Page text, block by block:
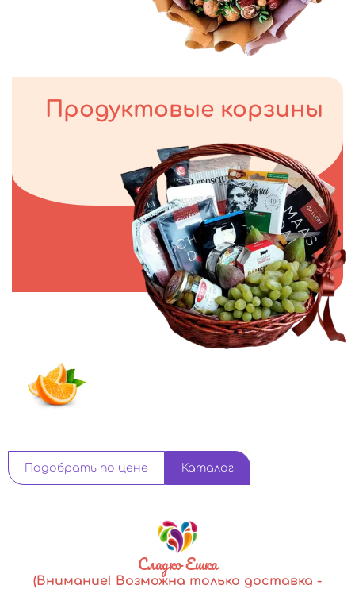
Продуктовые корзины
Подобрать по цене Каталог
Сладко Ешка
(Внимание! Возможна только доставка -